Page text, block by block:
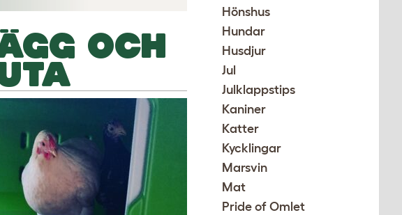
OCH
Hönshus
Hundar
Husdjur
Jul
Julklappstips
Kaniner
Katter
Kycklingar
Marsvin
Mat
Pride of Omlet